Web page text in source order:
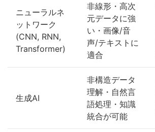
ニューラルネ
ットワーク
(CNN, RNN,
Transformer)
非線形・高次
元データに強
い・画像/音
声/テキストに
適合
生成AI
非構造データ
理解・自然言
語処理・知識
統合が可能